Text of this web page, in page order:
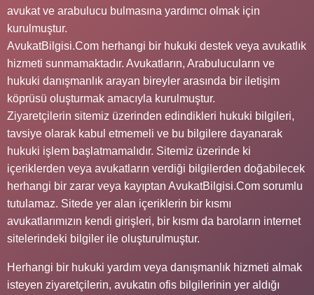
avukat ve arabulucu bulmasına yardımcı olmak için
kurulmuştur.
AvukatBilgisi.Com herhangi bir hukuki destek veya avukatlık
hizmeti sunmamaktadır. Avukatların, Arabulucuların ve
hukuki danışmanlık arayan bireyler arasında bir iletişim
köprüsü oluşturmak amacıyla kurulmuştur.
Ziyaretçilerin sitemiz üzerinden edindikleri hukuki bilgileri,
tavsiye olarak kabul etmemeli ve bu bilgilere dayanarak
hukuki işlem başlatmamalıdır. Sitemiz üzerinde ki
içeriklerden veya avukatların verdiği bilgilerden doğabilecek
herhangi bir zarar veya kayıptan AvukatBilgisi.Com sorumlu
tutulamaz. Sitede yer alan içeriklerin bir kısmı
avukatlarımızın kendi girişleri, bir kısmı da baroların internet
sitelerindeki bilgiler ile oluşturulmuştur.
Herhangi bir hukuki yardım veya danışmanlık hizmeti almak
isteyen ziyaretçilerin, avukatın ofis bilgilerinin yer aldığı